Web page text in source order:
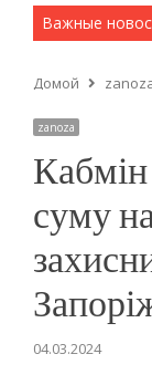
Важные
армейские методы.
Домой
zanoza
суму
04.03.2024